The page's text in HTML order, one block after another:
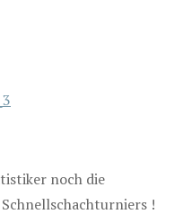
noch die
Schnellschachturniers !